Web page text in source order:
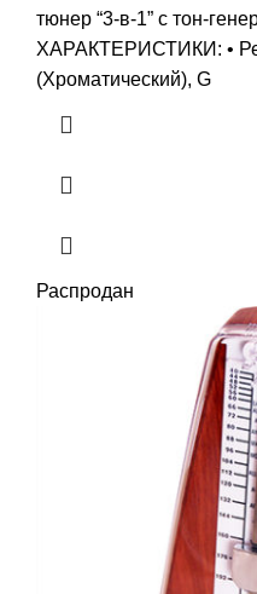
тюнер “3-в-1” с тон-
ХАРАКТЕРИСТИКИ: •
(Хроматический), G
Распродан